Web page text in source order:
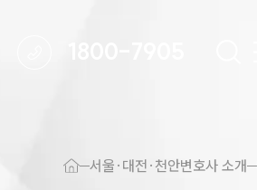
변호사
서울·대전·천안변호사 소개